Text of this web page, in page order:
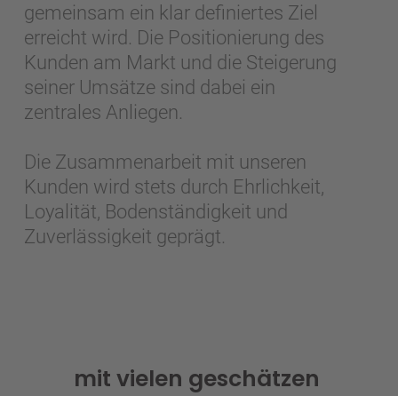
gemeinsam ein klar definiertes Ziel
erreicht wird. Die Positionierung des
Kunden am Markt und die Steigerung
seiner Umsätze sind dabei ein
zentrales Anliegen.
Die Zusammenarbeit mit unseren
Kunden wird stets durch Ehrlichkeit,
Loyalität, Bodenständigkeit und
Zuverlässigkeit geprägt.
mit vielen geschätzen